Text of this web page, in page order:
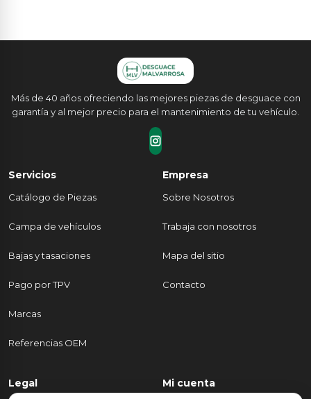
Más de 40 años ofreciendo las mejores piezas de desguace con
garantía y al mejor precio para el mantenimiento de tu vehículo.
Servicios
Catálogo de Piezas
Campa de vehículos
Bajas y tasaciones
Pago por TPV
Marcas
Referencias OEM
Empresa
Sobre Nosotros
Trabaja con nosotros
Mapa del sitio
Contacto
Legal Mi cuenta